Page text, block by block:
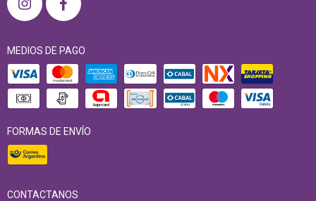
MEDIOS DE PAGO
FORMAS DE ENVÍO
CONTACTANOS